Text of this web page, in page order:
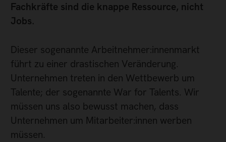
Fachkräfte sind die knappe Ressource, nicht
Jobs.
Dieser sogenannte Arbeitnehmer:innenmarkt
führt zu einer drastischen Veränderung.
Unternehmen treten in den Wettbewerb um
Talente; der sogenannte War for Talents. Wir
müssen uns also bewusst machen, dass
Unternehmen um Mitarbeiter:innen werben
müssen.